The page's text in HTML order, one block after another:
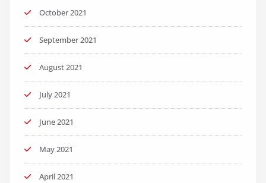
October 2021
September 2021
August 2021
July 2021
June 2021
May 2021
April 2021